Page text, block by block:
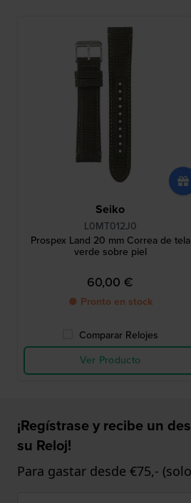
Seiko
L0MT012J0
Prospex Land 20 mm Correa de tela
verde sobre piel
60,00 €
● Pronto en stock
Comparar Relojes
Ver Producto
¡Regístrase y recibe un
su Reloj!
Para gastar desde €75,-